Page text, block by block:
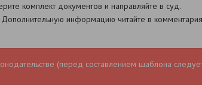
комплект документов и направляйте в суд.
Дополнительную информацию читайте в
(перед составлением шаблона